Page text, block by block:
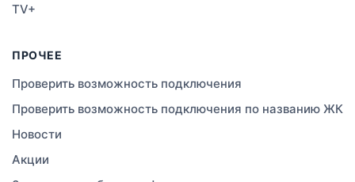
Правда
Свободное
TV+
ПРОЧЕЕ
Проверить возможность подключения
Проверить возможность подключения по названию ЖК
Новости
Акции